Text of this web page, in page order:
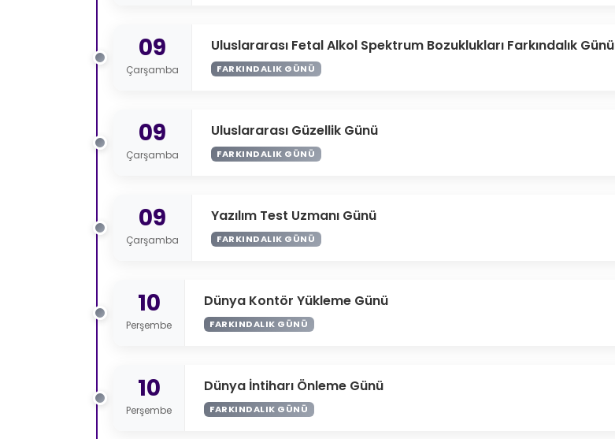
09
Çarşamba
Uluslararası Fetal Alkol Spektrum Bozuklukları Farkındalık Günü
FARKINDALIK GÜNÜ
09
Çarşamba
Uluslararası Güzellik Günü
FARKINDALIK GÜNÜ
09
Çarşamba
Yazılım Test Uzmanı Günü
FARKINDALIK GÜNÜ
10
Perşembe
Dünya Kontör Yükleme Günü
FARKINDALIK GÜNÜ
10
Perşembe
Dünya İntiharı Önleme Günü
FARKINDALIK GÜNÜ